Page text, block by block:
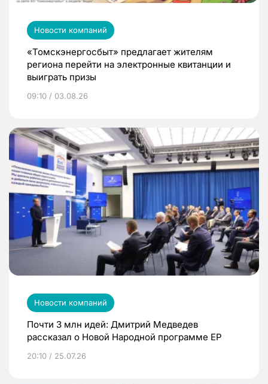
Новости компаний
«Томскэнергосбыт» предлагает жителям
региона перейти на электронные квитанции и
выиграть призы
09:10 / 03.08.26
Новости компаний
Почти 3 млн идей: Дмитрий Медведев
рассказал о Новой Народной программе ЕР
20:10 / 25.07.26